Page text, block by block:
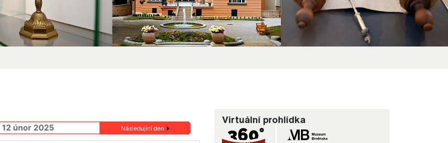
únor 2025 Následující den
Virtuální prohlídka